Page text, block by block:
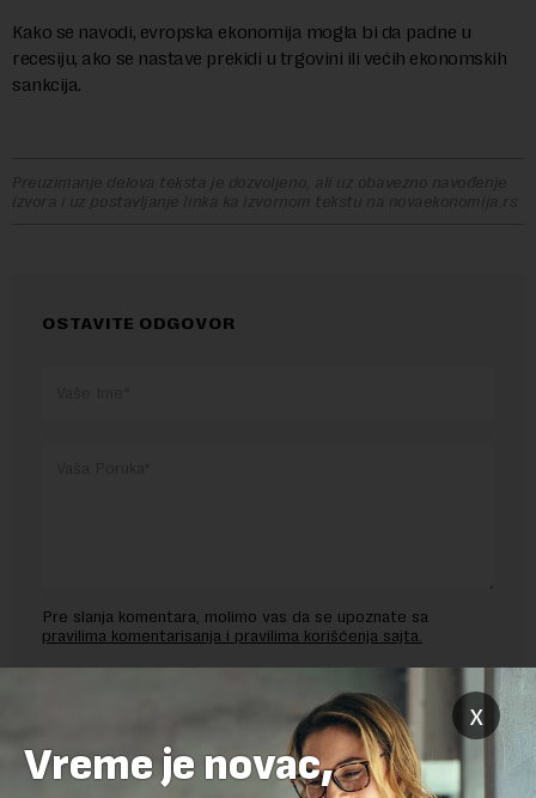
Kako se navodi, evropska ekonomija mogla bi da padne u
recesiju, ako se nastave prekidi u trgovini ili većih ekonomskih
sankcija.
Preuzimanje delova teksta je dozvoljeno, ali uz obavezno navođenje
izvora i uz postavljanje linka ka izvornom tekstu na novaekonomija.rs
OSTAVITE ODGOVOR
Pre slanja komentara, molimo vas da se upoznate sa
pravilima komentarisanja i pravilima korišćenja sajta.
Google Uslovi Korišćenjasu primenjeni. x
Vreme je novac,